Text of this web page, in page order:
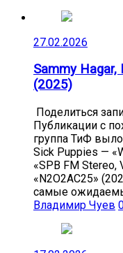
27.02.2026
Sammy
(2025)
Поделиться
Публикации с
группа ТиФ
Sick Puppies —
«SPB FM
«N2O2AC25»
самые
Владимир Чуев